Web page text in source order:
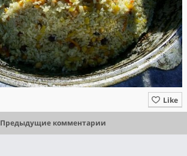
Like
Предыдущие комментарии